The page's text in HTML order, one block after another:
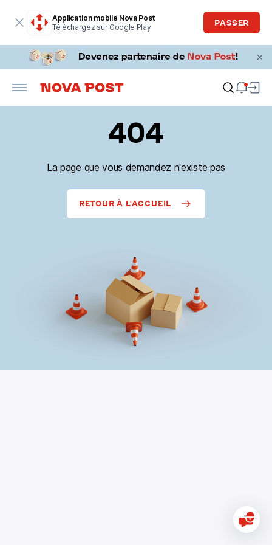
Application mobile Nova Post
Téléchargez sur Google Play
PASSER
404
La page que vous demandez n'existe pas
RETOUR À L'ACCUEIL